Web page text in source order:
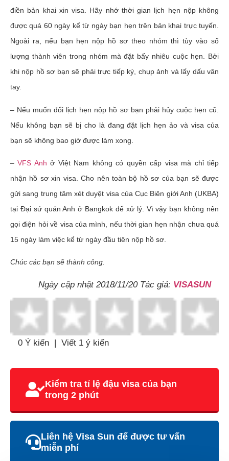
điền bản khai xin visa. Hãy nhớ thời gian lịch hẹn nộp không
được quá 60 ngày kể từ ngày bạn hẹn trên bản khai trực tuyến.
Ngoài ra, nếu bạn hẹn nộp hồ sơ theo nhóm thì tùy vào số
lượng thành viên trong nhóm mà đặt bấy nhiêu cuộc hẹn. Bởi
khi nộp hồ sơ bạn sẽ phải trực tiếp ký, chụp ảnh và lấy dấu vân
tay.
– Nếu muốn đổi lịch hẹn nộp hồ sơ bạn phải hủy cuộc hẹn cũ.
Nếu không bạn sẽ bị cho là đang đặt lịch hẹn ảo và visa của
bạn sẽ không bao giờ được làm xong.
–VFS Anh ở Việt Nam không có quyền cấp visa mà chỉ tiếp
nhận hồ sơ xin visa. Cho nên toàn bộ hồ sơ của bạn sẽ được
gửi sang trung tâm xét duyệt visa của Cục Biên giới Anh (UKBA)
tại Đại sứ quán Anh ở Bangkok để xử lý. Vì vậy bạn không nên
gọi điện hỏi về visa của mình, nếu thời gian hẹn nhận chưa quá
15 ngày làm việc kể từ ngày đầu tiên nộp hồ sơ.
Chúc các bạn sẽ thành công.
Ngày cập nhật 2018/11/20 Tác giả: VISASUN
0 Ý kiến | Viết 1 ý kiến
Kiểm tra tỉ lệ đậu visa của bạn
trong 2 phút
Liên hệ Visa Sun để được tư vấn
miễn phí